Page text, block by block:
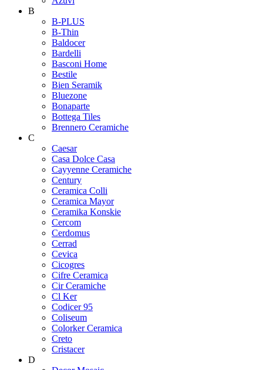
B
B-PLUS
B-Thin
Baldocer
Bardelli
Basconi Home
Bestile
Bien Seramik
Bluezone
Bonaparte
Bottega Tiles
Brennero Ceramiche
C
Caesar
Casa Dolce Casa
Cayyenne Ceramiche
Century
Ceramica Colli
Ceramica Mayor
Ceramika Konskie
Cercom
Cerdomus
Cerrad
Cevica
Cicogres
Cifre Ceramica
Cir Ceramiche
Cl Ker
Codicer 95
Coliseum
Colorker Ceramica
Creto
Cristacer
D